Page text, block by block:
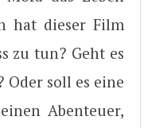
hat dieser Film
zu tun? Geht es
soll es eine
Abenteuer,